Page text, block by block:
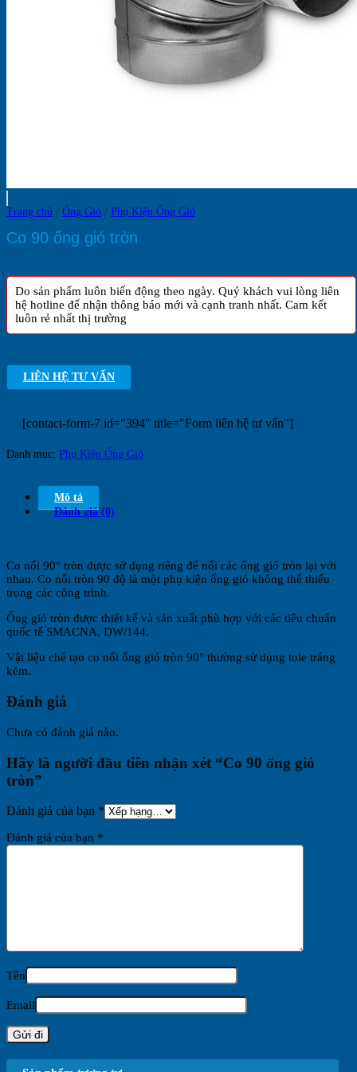
Trang chủ / Ống Gió / Phụ Kiện Ống Gió
Co 90 ống gió tròn
Do sản phẩm luôn biến động theo ngày. Quý khách vui lòng liên
hệ hotline để nhận thông báo mới và cạnh tranh nhất. Cam kết
luôn rẻ nhất thị trường
LIÊN HỆ TƯ VẤN
[contact-form-7 id="394" title="Form liên hệ tư vấn"]
Danh mục: Phụ Kiện Ống Gió
Mô tả
Đánh giá (0)
Co nối 90° tròn được sử dụng riêng để nối các ống gió tròn lại với
nhau. Co nối tròn 90 độ là một phụ kiện ống gió không thể thiếu
trong các công trình.
Ống gió tròn được thiết kế và sản xuất phù hợp với các tiêu chuẩn
quốc tế SMACNA, DW/144.
Vật liệu chế tạo co nối ống gió tròn 90° thường sử dụng tole tráng
kẽm.
Đánh giá
Chưa có đánh giá nào.
Hãy là người đầu tiên nhận xét “Co 90 ống gió
tròn”
Đánh giá của bạn *
Đánh giá của bạn *
Tên
Email